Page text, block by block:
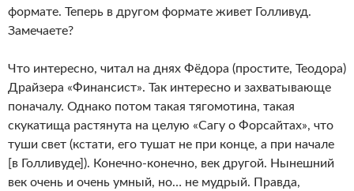
формате. Теперь в другом формате живет Голливуд.
Замечаете?
Что интересно, читал на днях Фёдора (простите, Теодора)
Драйзера «Финансист». Так интересно и захватывающе
поначалу. Однако потом такая тягомотина, такая
скукатища растянута на целую «Сагу о Форсайтах», что
туши свет (кстати, его тушат не при конце, а при начале
[в Голливуде]). Конечно-конечно, век другой. Нынешний
век очень и очень умный, но… не мудрый. Правда,